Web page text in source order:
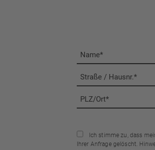
Ich stimme zu, dass
Ihrer Anfrage gelöscht.